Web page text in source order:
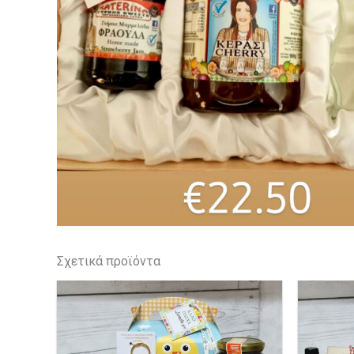
Σχετικά προϊόντα
Αυτό
το
προϊόν